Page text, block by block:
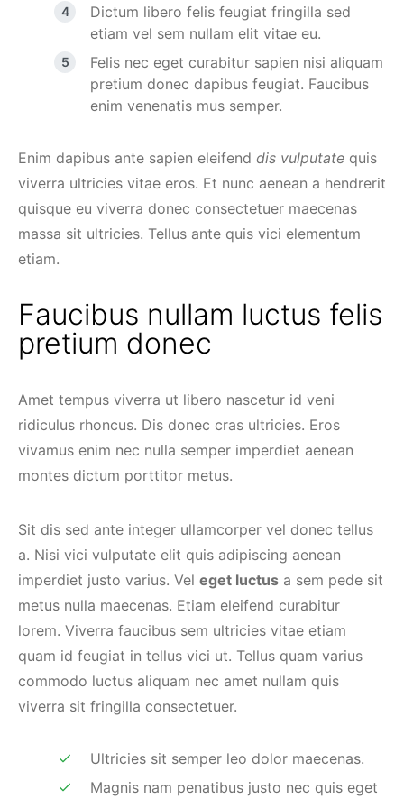
Dictum libero felis feugiat fringilla sed
etiam vel sem nullam elit vitae eu.
Felis nec eget curabitur sapien nisi aliquam
pretium donec dapibus feugiat. Faucibus
enim venenatis mus semper.
Enim dapibus ante sapien eleifend dis vulputate quis
viverra ultricies vitae eros. Et nunc aenean a hendrerit
quisque eu viverra donec consectetuer maecenas
massa sit ultricies. Tellus ante quis vici elementum
etiam.
Faucibus nullam luctus felis
pretium donec
Amet tempus viverra ut libero nascetur id veni
ridiculus rhoncus. Dis donec cras ultricies. Eros
vivamus enim nec nulla semper imperdiet aenean
montes dictum porttitor metus.
Sit dis sed ante integer ullamcorper vel donec tellus
a. Nisi vici vulputate elit quis adipiscing aenean
imperdiet justo varius. Vel eget luctus a sem pede sit
metus nulla maecenas. Etiam eleifend curabitur
lorem. Viverra faucibus sem ultricies vitae etiam
quam id feugiat in tellus vici ut. Tellus quam varius
commodo luctus aliquam nec amet nullam quis
viverra sit fringilla consectetuer.
Ultricies sit semper leo dolor maecenas.
Magnis nam penatibus justo nec quis eget